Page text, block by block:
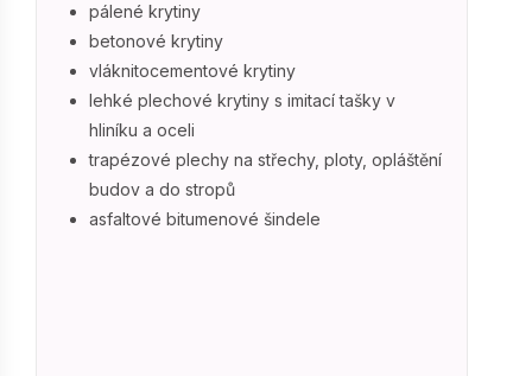
pálené krytiny
betonové krytiny
vláknitocementové krytiny
lehké plechové krytiny s imitací tašky v
hliníku a oceli
trapézové plechy na střechy, ploty, opláštění
budov a do stropů
asfaltové bitumenové šindele